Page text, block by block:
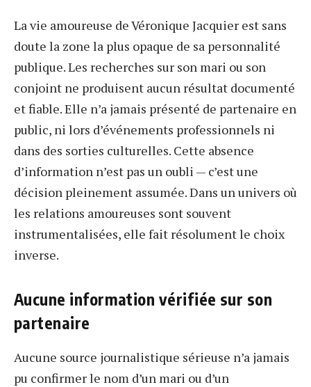
La vie amoureuse de Véronique Jacquier est sans
doute la zone la plus opaque de sa personnalité
publique. Les recherches sur son mari ou son
conjoint ne produisent aucun résultat documenté
et fiable. Elle n’a jamais présenté de partenaire en
public, ni lors d’événements professionnels ni
dans des sorties culturelles. Cette absence
d’information n’est pas un oubli — c’est une
décision pleinement assumée. Dans un univers où
les relations amoureuses sont souvent
instrumentalisées, elle fait résolument le choix
inverse.
Aucune information vérifiée sur son
partenaire
Aucune source journalistique sérieuse n’a jamais
pu confirmer le nom d’un mari ou d’un